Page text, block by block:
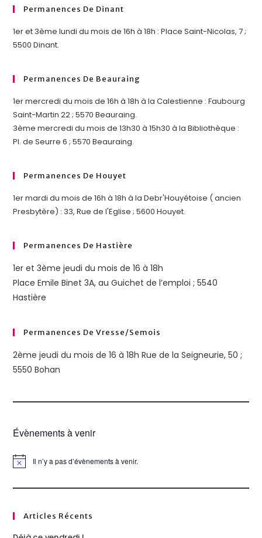
Permanences De Dinant
1er et 3ème lundi du mois de 16h à 18h : Place Saint-Nicolas, 7 ;
5500 Dinant.
Permanences De Beauraing
1er mercredi du mois de 16h à 18h à la Calestienne : Faubourg
Saint-Martin 22 ; 5570 Beauraing.
3ème mercredi du mois de 13h30 à 15h30 à la Bibliothèque :
Pl. de Seurre 6 ; 5570 Beauraing.
Permanences De Houyet
1er mardi du mois de 16h à 18h à la Debr'Houyétoise ( ancien
Presbytère) : 33, Rue de l'Eglise ; 5600 Houyet.
Permanences De Hastière
1er et 3ème jeudi du mois de 16 à 18h
Place Emile Binet 3A, au Guichet de l’emploi ; 5540
Hastière
Permanences De Vresse/semois
2ème jeudi du mois de 16 à 18h Rue de la Seigneurie, 50 ;
5550 Bohan
Évènements à venir
N
e
Il n’y a pas d’évènements à venir.
Articles Récents